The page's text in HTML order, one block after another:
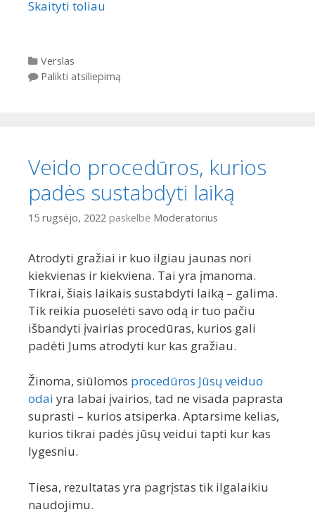
Skaityti toliau
Kategorijos
Verslas
Palikti atsiliepimą
Veido procedūros, kurios
padės sustabdyti laiką
15 rugsėjo, 2022 paskelbė Moderatorius
Atrodyti gražiai ir kuo ilgiau jaunas nori
kiekvienas ir kiekviena. Tai yra įmanoma.
Tikrai, šiais laikais sustabdyti laiką – galima.
Tik reikia puoselėti savo odą ir tuo pačiu
išbandyti įvairias procedūras, kurios gali
padėti Jums atrodyti kur kas gražiau.
Žinoma, siūlomos procedūros Jūsų veiduo
odai yra labai įvairios, tad ne visada paprasta
suprasti – kurios atsiperka. Aptarsime kelias,
kurios tikrai padės jūsų veidui tapti kur kas
lygesniu.
Tiesa, rezultatas yra pagrįstas tik ilgalaikiu
naudojimu.